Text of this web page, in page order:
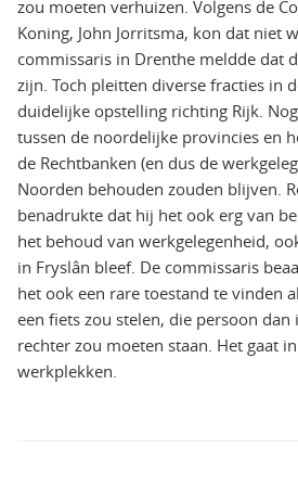
zou moeten verhuizen. Volgens de
Koning, John Jorritsma, kon dat niet
commissaris in Drenthe meldde dat
zijn. Toch pleitten diverse fracties in
duidelijke opstelling richting Rijk.
tussen de noordelijke provincies en
de Rechtbanken (en dus de
Noorden behouden zouden blijven.
benadrukte dat hij het ook erg van
het behoud van werkgelegenheid,
in Fryslân bleef. De commissaris
het ook een rare toestand te vinden
een fiets zou stelen, die persoon
rechter zou moeten staan. Het gaat
werkplekken.